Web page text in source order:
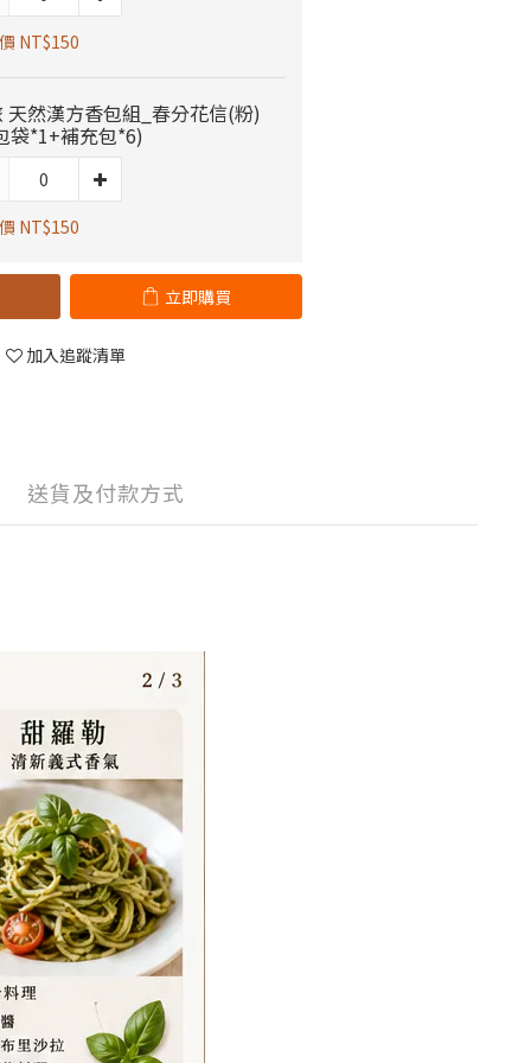
NT$150
天然漢方香包組_春分花信(粉)
袋*1+補充包*6)
NT$150
立即購買
加入追蹤清單
送貨及付款方式